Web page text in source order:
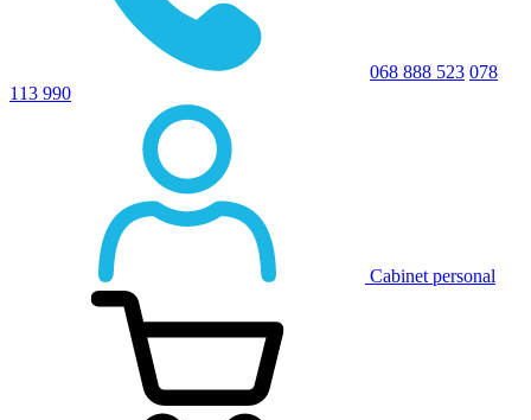
068 888 523 078
113 990
Cabinet personal